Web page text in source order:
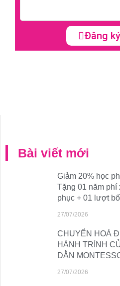
Bài viết mới
Giảm 20% học
Tặng 01 năm phí
phục + 01 lượt
27/07/2026
CHUYỂN HOÁ
HÀNH TRÌNH
DẪN
27/07/2026
Đăng